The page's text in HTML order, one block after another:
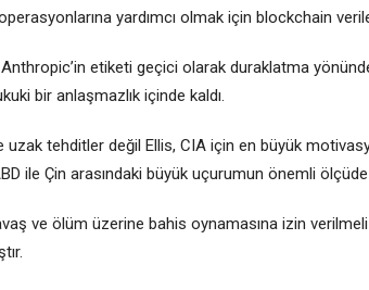
yardımcı olmak için blockchain
etiketi geçici olarak duraklatma
bir anlaşmazlık içinde kaldı.
uzak tehditler değil Ellis, CIA için en büyük
ile Çin arasındaki büyük uçurumun önemli ölçüde
ve ölüm üzerine bahis oynamasına izin